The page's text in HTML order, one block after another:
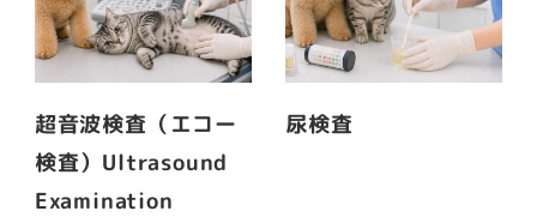
超音波検査（エコー
検査）Ultrasound
Examination
尿検査